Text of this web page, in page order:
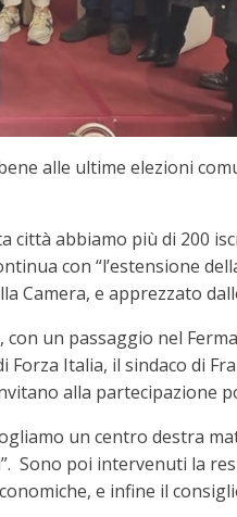
alle ultime elezioni
città abbiamo più di 200
con “l’estensione
e apprezzato
un passaggio nel
Italia, il sindaco di
alla partecipazione
un centro destra
Sono poi intervenuti la
e infine il